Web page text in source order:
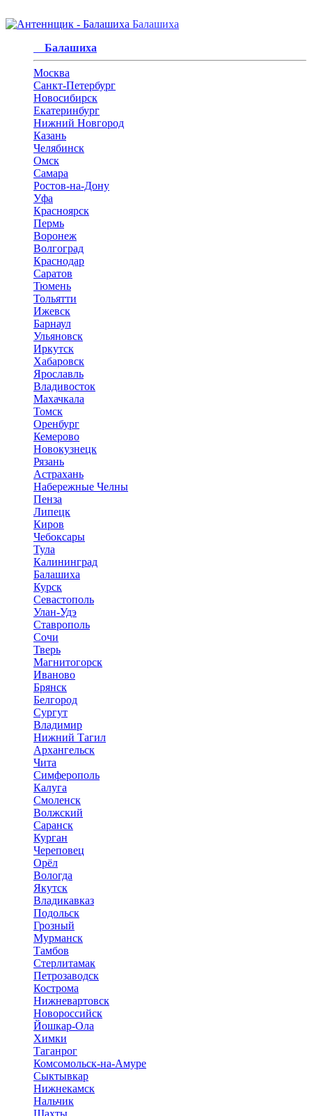
Балашиха
Балашиха
Москва
Санкт-Петербург
Новосибирск
Екатеринбург
Нижний Новгород
Казань
Челябинск
Омск
Самара
Ростов-на-Дону
Уфа
Красноярск
Пермь
Воронеж
Волгоград
Краснодар
Саратов
Тюмень
Тольятти
Ижевск
Барнаул
Ульяновск
Иркутск
Хабаровск
Ярославль
Владивосток
Махачкала
Томск
Оренбург
Кемерово
Новокузнецк
Рязань
Астрахань
Набережные Челны
Пенза
Липецк
Киров
Чебоксары
Тула
Калининград
Балашиха
Курск
Севастополь
Улан-Удэ
Ставрополь
Сочи
Тверь
Магнитогорск
Иваново
Брянск
Белгород
Сургут
Владимир
Нижний Тагил
Архангельск
Чита
Симферополь
Калуга
Смоленск
Волжский
Саранск
Курган
Череповец
Орёл
Вологда
Якутск
Владикавказ
Подольск
Грозный
Мурманск
Тамбов
Стерлитамак
Петрозаводск
Кострома
Нижневартовск
Новороссийск
Йошкар-Ола
Химки
Таганрог
Комсомольск-на-Амуре
Сыктывкар
Нижнекамск
Нальчик
Шахты